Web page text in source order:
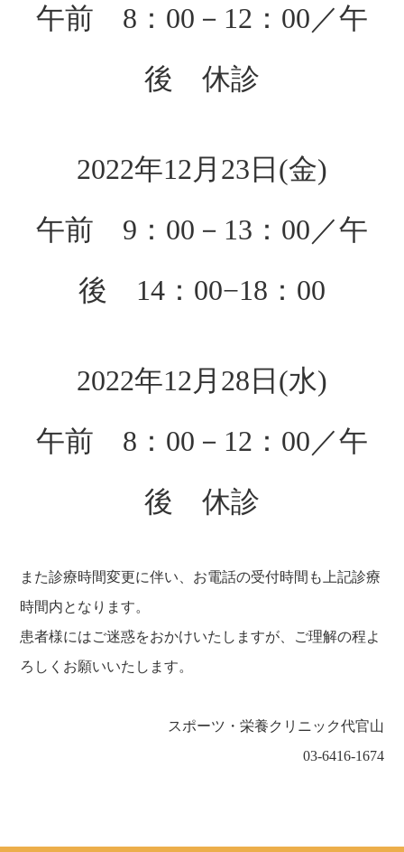
午前 8：00－12：00／午
後 休診
2022年12月23日(金)
午前 9：00－13：00／午
後 14：00−18：00
2022年12月28日(水)
午前 8：00－12：00／午
後 休診
また診療時間変更に伴い、お電話の受付時間も上記診療
時間内となります。
患者様にはご迷惑をおかけいたしますが、ご理解の程よ
ろしくお願いいたします。
スポーツ・栄養クリニック代官山
03-6416-1674